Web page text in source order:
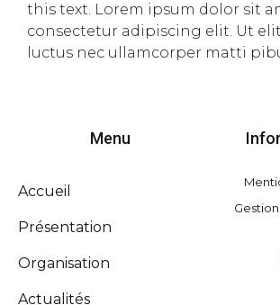
this text. Lorem ipsum dolor sit
consectetur adipiscing elit. Ut
luctus nec ullamcorper matti
Menu
Accueil
Présentation
Organisation
Actualités